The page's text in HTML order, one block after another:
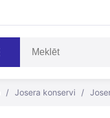
/ Josera konservi /